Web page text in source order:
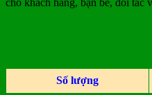
Số lượng